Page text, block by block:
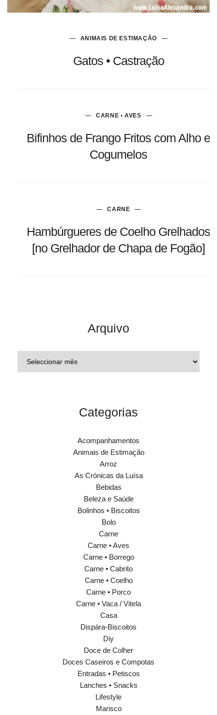
ANIMAIS DE ESTIMAÇÃO
Gatos • Castração
CARNE • AVES
Bifinhos de Frango Fritos com Alho e
Cogumelos
CARNE
Hambúrgueres de Coelho Grelhados
[no Grelhador de Chapa de Fogão]
Arquivo
Categorias
Acompanhamentos
Animais de Estimação
Arroz
As Crónicas da Luísa
Bebidas
Beleza e Saúde
Bolinhos • Biscoitos
Bolo
Carne
Carne • Aves
Carne • Borrego
Carne • Cabrito
Carne • Coelho
Carne • Porco
Carne • Vaca / Vitela
Casa
Dispára-Biscoitos
Diy
Doce de Colher
Doces Caseiros e Compotas
Entradas • Petiscos
Lanches • Snacks
Lifestyle
Marisco